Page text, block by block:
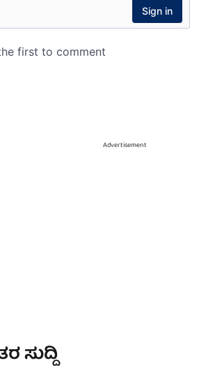
Advertisement
ಸುದ್ದಿ